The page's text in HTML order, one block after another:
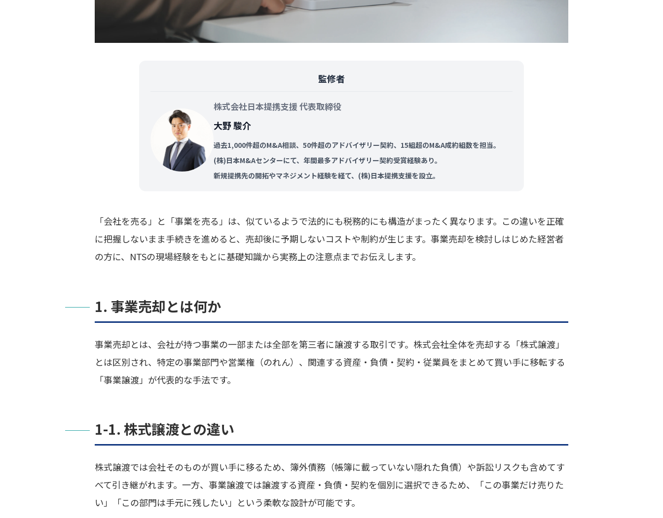
監修者
株式会社日本提携支援 代表取締役
大野 駿介
過去1,000件超のM&A相談、50件超のアドバイザリー契約、15組超のM&A成約組数を担当。
(株)日本M&Aセンターにて、年間最多アドバイザリー契約受賞経験あり。
新規提携先の開拓やマネジメント経験を経て、(株)日本提携支援を設立。
「会社を売る」と「事業を売る」は、似ているようで法的にも税務的にも構造がまったく異なります。この違いを正確
に把握しないまま手続きを進めると、売却後に予期しないコストや制約が生じます。事業売却を検討しはじめた経営者
の方に、NTSの現場経験をもとに基礎知識から実務上の注意点までお伝えします。
1. 事業売却とは何か
事業売却とは、会社が持つ事業の一部または全部を第三者に譲渡する取引です。株式会社全体を売却する「株式譲渡」
とは区別され、特定の事業部門や営業権（のれん）、関連する資産・負債・契約・従業員をまとめて買い手に移転する
「事業譲渡」が代表的な手法です。
1-1. 株式譲渡との違い
株式譲渡では会社そのものが買い手に移るため、簿外債務（帳簿に載っていない隠れた負債）や訴訟リスクも含めてす
べて引き継がれます。一方、事業譲渡では譲渡する資産・負債・契約を個別に選択できるため、「この事業だけ売りた
い」「この部門は手元に残したい」という柔軟な設計が可能です。